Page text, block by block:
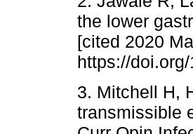
the lower
[cited 2020
https://
3. Mitchell H,
transmissible